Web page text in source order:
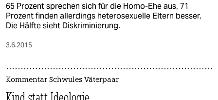
65 Prozent sprechen sich für die Homo-Ehe aus, 71
Prozent finden allerdings heterosexuelle Eltern besser.
Die Hälfte sieht Diskriminierung.
3.6.2015
Kommentar Schwules Väterpaar